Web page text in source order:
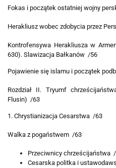
Fokas i początek ostatniej wojny
Herakliusz wobec zdobycia przez
Kontrofensywa Herakliusza w
630). Slawizacja Bałkanów /56
Pojawienie się islamu i początek
Rozdział II. Tryumf
Flusin) /63
1. Chrystianizacja Cesarstwa /63
Walka z pogaństwem /63
Przeciwnicy chrześcijaństwa
Cesarska politka i